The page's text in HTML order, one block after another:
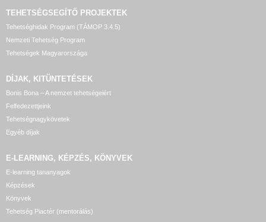
TEHETSÉGSEGÍTŐ PROJEKTEK
Tehetséghidak Program (TÁMOP 3.4.5)
Nemzeti Tehetség Program
Tehetségek Magyarországa
DÍJAK, KITÜNTETÉSEK
Bonis Bona – A nemzet tehetségeiért
Felfedezettjeink
Tehetségnagykövetek
Egyéb díjak
E-LEARNING, KÉPZÉS, KÖNYVEK
E-learning tananyagok
Képzések
Könyvek
Tehetség Piactér (mentorálás)